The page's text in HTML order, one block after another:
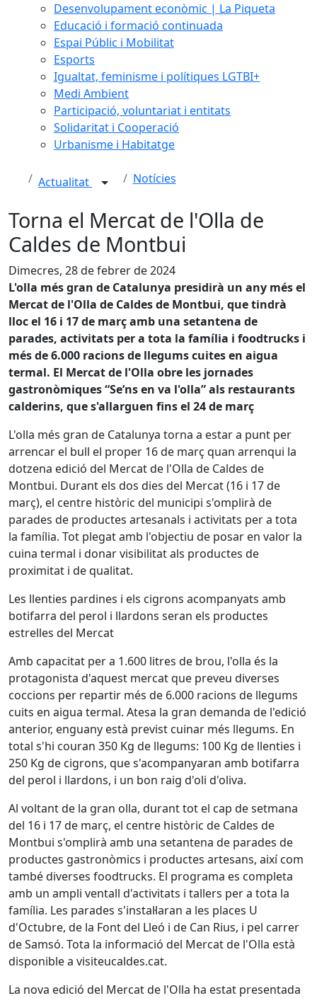
Desenvolupament econòmic | La Piqueta
Educació i formació continuada
Espai Públic i Mobilitat
Esports
Igualtat, feminisme i polítiques LGTBI+
Medi Ambient
Participació, voluntariat i entitats
Solidaritat i Cooperació
Urbanisme i Habitatge
Actualitat Notícies
Torna el Mercat de l'Olla de
Caldes de Montbui
Dimecres, 28 de febrer de 2024
L'olla més gran de Catalunya presidirà un any més el
Mercat de l'Olla de Caldes de Montbui, que tindrà
lloc el 16 i 17 de març amb una setantena de
parades, activitats per a tota la família i foodtrucks i
més de 6.000 racions de llegums cuites en aigua
termal. El Mercat de l'Olla obre les jornades
gastronòmiques “Se’ns en va l'olla” als restaurants
calderins, que s'allarguen fins el 24 de març
L'olla més gran de Catalunya torna a estar a punt per
arrencar el bull el proper 16 de març quan arrenqui la
dotzena edició del Mercat de l'Olla de Caldes de
Montbui. Durant els dos dies del Mercat (16 i 17 de
març), el centre històric del municipi s'omplirà de
parades de productes artesanals i activitats per a tota
la família. Tot plegat amb l'objectiu de posar en valor la
cuina termal i donar visibilitat als productes de
proximitat i de qualitat.
Les llenties pardines i els cigrons acompanyats amb
botifarra del perol i llardons seran els productes
estrelles del Mercat
Amb capacitat per a 1.600 litres de brou, l'olla és la
protagonista d'aquest mercat que preveu diverses
coccions per repartir més de 6.000 racions de llegums
cuits en aigua termal. Atesa la gran demanda de l'edició
anterior, enguany està previst cuinar més llegums. En
total s'hi couran 350 Kg de llegums: 100 Kg de llenties i
250 Kg de cigrons, que s'acompanyaran amb botifarra
del perol i llardons, i un bon raig d'oli d'oliva.
Al voltant de la gran olla, durant tot el cap de setmana
del 16 i 17 de març, el centre històric de Caldes de
Montbui s'omplirà amb una setantena de parades de
productes gastronòmics i productes artesans, així com
també diverses foodtrucks. El programa es completa
amb un ampli ventall d'activitats i tallers per a tota la
família. Les parades s'instal·laran a les places U
d'Octubre, de la Font del Lleó i de Can Rius, i pel carrer
de Samsó. Tota la informació del Mercat de l'Olla està
disponible a visiteucaldes.cat.
La nova edició del Mercat de l'Olla ha estat presentada